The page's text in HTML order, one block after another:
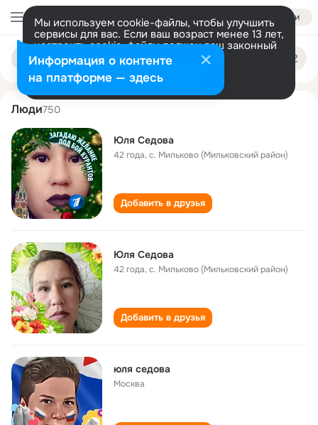
Войти
Мы используем cookie-файлы, чтобы улучшить
сервисы для вас. Если ваш возраст менее 13 лет,
настроить cookie-файлы должен ваш законный
представитель. Больше информации
Разрешить все Настроить
Поиск
людям
yulya sedova
Люди750
Юля Седова
42 года,с. Мильково (Мильковский район)
Добавить в друзья
Юля Седова
42 года,с. Мильково (Мильковский район)
Добавить в друзья
юля седова
Москва
Информация о контенте
на платформе — здесь